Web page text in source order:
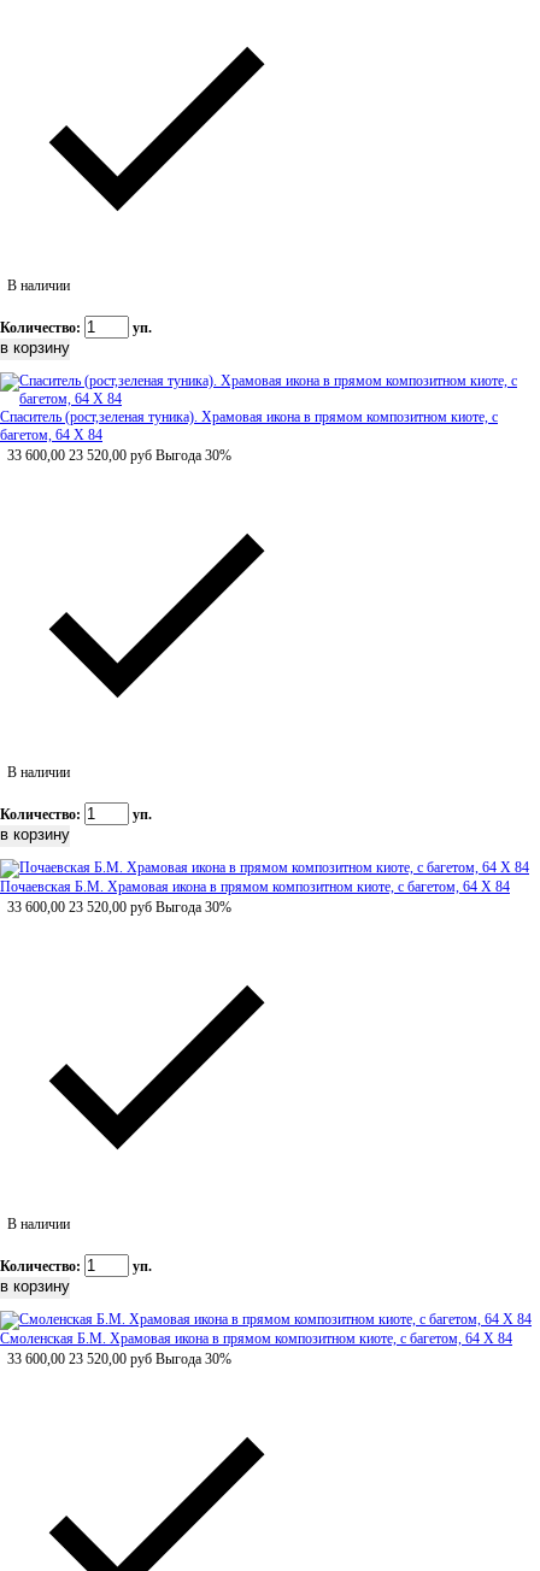
В наличии
Количество: уп.
Спаситель (рост,зеленая туника). Храмовая икона в прямом композитном киоте, с
багетом, 64 Х 84
33 600,00 23 520,00 руб Выгода 30%
В наличии
Количество: уп.
Почаевская Б.М. Храмовая икона в прямом композитном киоте, с багетом, 64 Х 84
33 600,00 23 520,00 руб Выгода 30%
В наличии
Количество: уп.
Смоленская Б.М. Храмовая икона в прямом композитном киоте, с багетом, 64 Х 84
33 600,00 23 520,00 руб Выгода 30%